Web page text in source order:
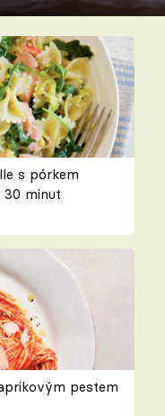
s pórkem
30 minut
pestem